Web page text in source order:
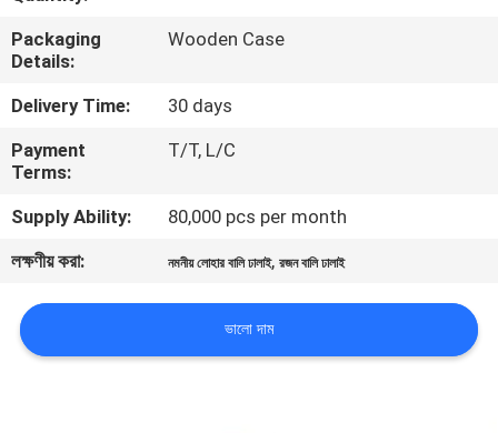
গুণমান
নিয়ন্ত্রণ
আমাদের
সাথে
যোগাযোগ
খবর
Packaging
Details:
Wooden Case
Delivery Time:
30 days
Payment
Terms:
T/T, L/C
Supply Ability:
80,000 pcs per month
লক্ষণীয় করা:
নমনীয় লোহার বালি ঢালাই,রজন বালি ঢালাই
ভালো দাম